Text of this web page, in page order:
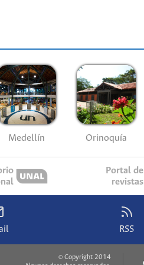
Medellín Orinoquía
Portal de
revistas
RSS
© Copyright 2014